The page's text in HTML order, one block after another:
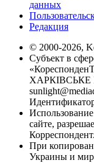
данных
Редакция
© 2000-2026,
Субъект в
ХАРКІВСЬКЕ
сайте,
При
Украины и